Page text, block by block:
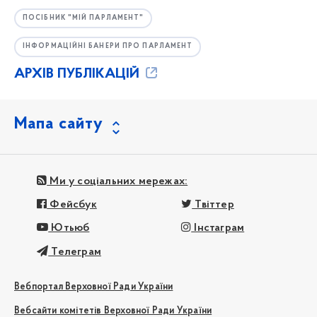
ПОСІБНИК "МІЙ ПАРЛАМЕНТ"
ІНФОРМАЦІЙНІ БАНЕРИ ПРО ПАРЛАМЕНТ
АРХІВ ПУБЛІКАЦІЙ
Мапа сайту
Ми у соціальних мережах:
Фейсбук Твіттер
Ютьюб Інстаграм
Телеграм
Вебпортал Верховної Ради України
Вебсайти комітетів Верховної Ради України